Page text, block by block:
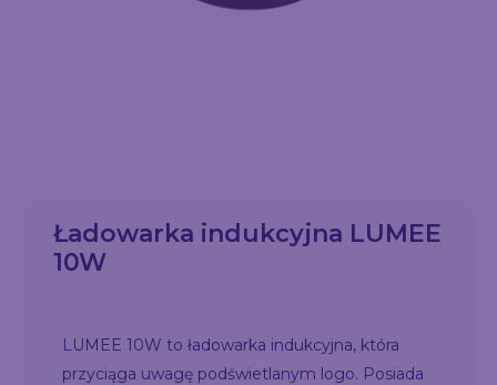
Ładowarka indukcyjna LUMEE
10W
LUMEE 10W to ładowarka indukcyjna, która
przyciąga uwagę podświetlanym logo. Posiada